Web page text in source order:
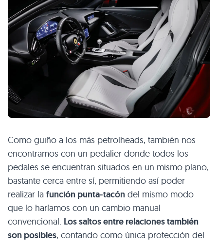
Como guiño a los más petrolheads, también nos
encontramos con un pedalier donde todos los
pedales se encuentran situados en un mismo plano,
bastante cerca entre sí, permitiendo así poder
realizar la función punta-tacón del mismo modo
que lo haríamos con un cambio manual
convencional. Los saltos entre relaciones también
son posibles, contando como única protección del